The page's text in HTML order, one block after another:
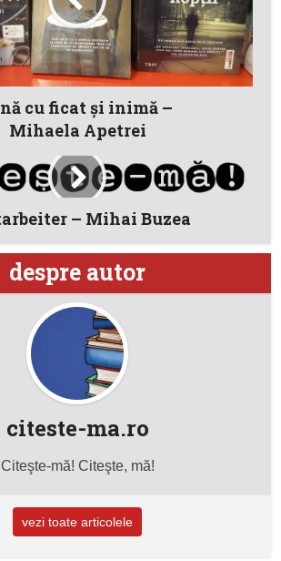
cu ficat și inimă –
Mihaela Apetrei
– Mihai Buzea
despre autor
citeste-ma.ro
Citeşte-mă! Citeşte, mă!
vezi toate articolele